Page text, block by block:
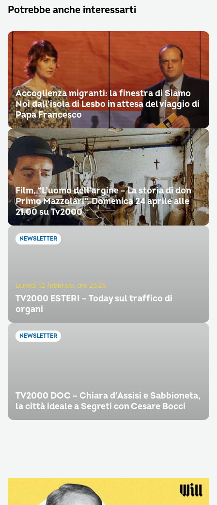
Potrebbe anche interessarti
Accoglienza migranti: la finestra di Siamo
Noi dall’isola di Lesbo in attesa del viaggio di
Papa Francesco
Film, “L’uomo dell’argine – La storia di don
Primo Mazzolari”. Domenica 24 aprile alle
21.00 su Tv2000
NEWSLETTER
Lunedì 12 febbraio, ore 23.25
TV2000 ESTERI – Today sul traffico di
organi
NEWSLETTER
TV2000 DOC – Chiara d’Assisi e Sabbioneta,
la città ideale a Segreti con Cesare Bocci